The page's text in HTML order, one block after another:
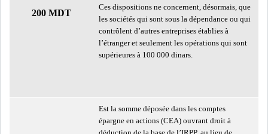
RSS ZOOMS
AUDIOVISUEL
200 MDT
Ces dispositions ne concernent, désormais, que
les sociétés qui sont sous la dépendance ou qui
contrôlent d’autres entreprises établies à
l’étranger et seulement les opérations qui sont
supérieures à 100 000 dinars.
Est la somme déposée dans les comptes
épargne en actions (CEA) ouvrant droit à